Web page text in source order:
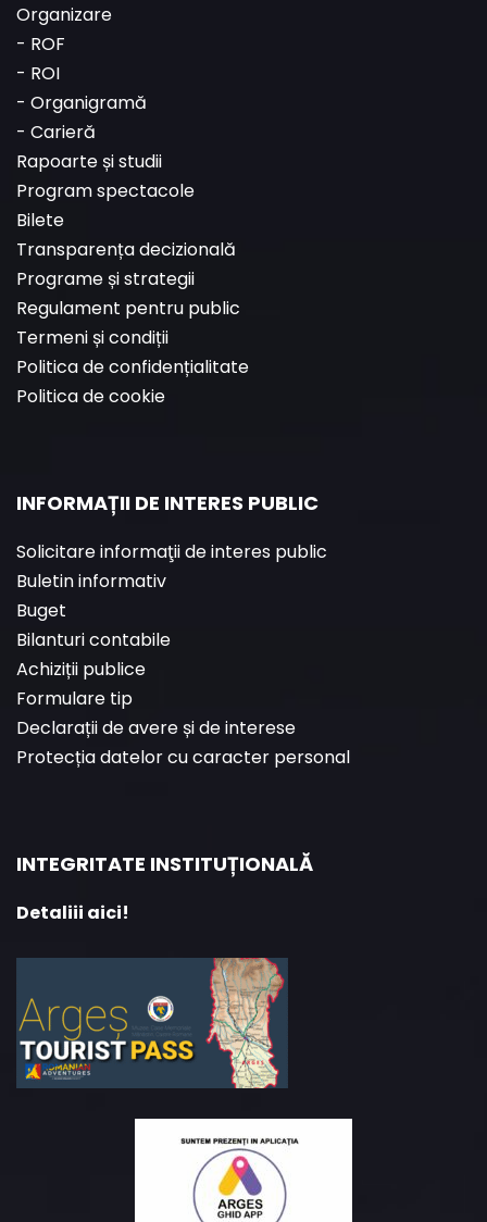
Organizare
- ROF
- ROI
- Organigramă
- Carieră
Rapoarte și studii
Program spectacole
Bilete
Transparența decizională
Programe și strategii
Regulament pentru public
Termeni și condiții
Politica de confidențialitate
Politica de cookie
INFORMAȚII DE INTERES PUBLIC
Solicitare informaţii de interes public
Buletin informativ
Buget
Bilanturi contabile
Achiziții publice
Formulare tip
Declarații de avere și de interese
Protecția datelor cu caracter personal
INTEGRITATE INSTITUȚIONALĂ
Detaliii aici!